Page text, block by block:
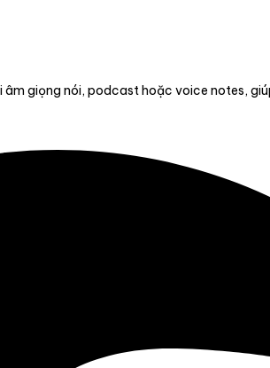
giọng nói, podcast hoặc voice notes,